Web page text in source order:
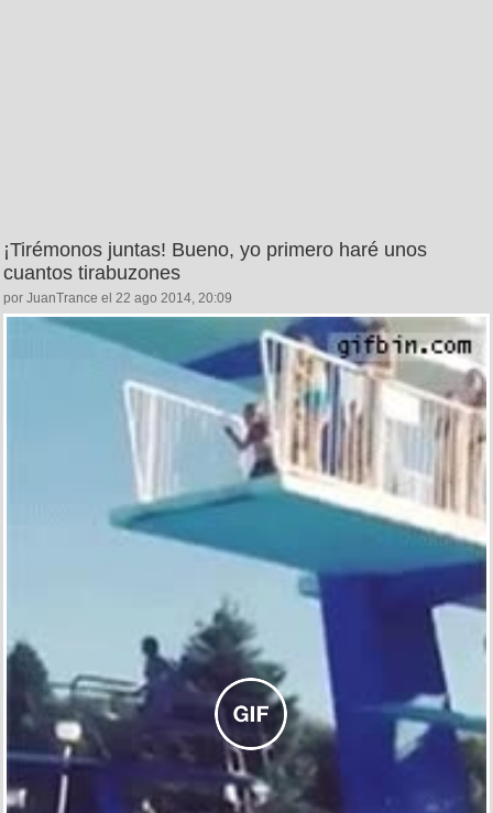
¡Tirémonos juntas! Bueno, yo primero haré unos
cuantos tirabuzones
por JuanTrance el 22 ago 2014, 20:09